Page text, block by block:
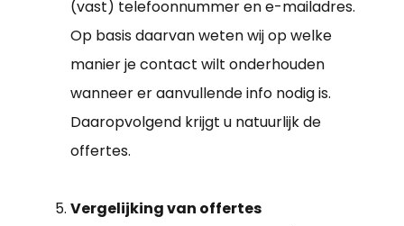
(vast) telefoonnummer en e-mailadres.
Op basis daarvan weten wij op welke
manier je contact wilt onderhouden
wanneer er aanvullende info nodig is.
Daaropvolgend krijgt u natuurlijk de
offertes.
Vergelijking van offertes